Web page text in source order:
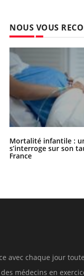
NOUS VOUS
Mortalité infantile :
s’interroge sur son
France
avec chaque jour
médecins en